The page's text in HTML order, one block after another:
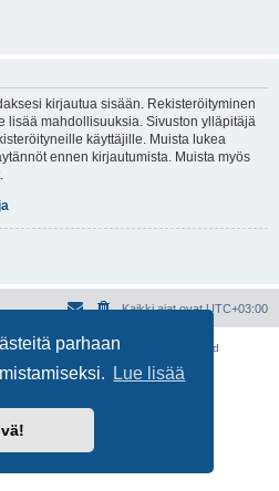
parhaan
Lue lisää
kirjautua sisään. Rekisteröityminen
lisää mahdollisuuksia. Sivuston ylläpitäjä
käyttäjille. Muista lukea
ennen kirjautumista. Muista myös
Kaikki ajat ovatUTC+03:00
phpBB® Forum Software © phpBB Limited
(lurttinen, harritapio, Pettis)